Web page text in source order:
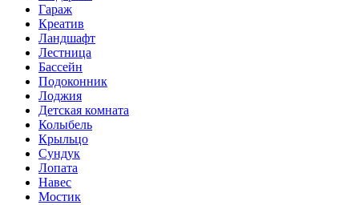
Гараж
Креатив
Ландшафт
Лестница
Бассейн
Подоконник
Лоджия
Детская комната
Колыбель
Крыльцо
Сундук
Лопата
Навес
Мостик